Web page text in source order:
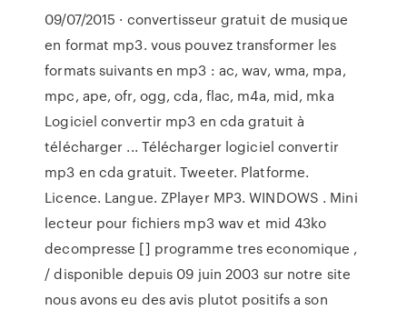
09/07/2015 · convertisseur gratuit de musique
en format mp3. vous pouvez transformer les
formats suivants en mp3 : ac, wav, wma, mpa,
mpc, ape, ofr, ogg, cda, flac, m4a, mid, mka
Logiciel convertir mp3 en cda gratuit à
télécharger ... Télécharger logiciel convertir
mp3 en cda gratuit. Tweeter. Platforme.
Licence. Langue. ZPlayer MP3. WINDOWS . Mini
lecteur pour fichiers mp3 wav et mid 43ko
decompresse [] programme tres economique ,
/ disponible depuis 09 juin 2003 sur notre site
nous avons eu des avis plutot positifs a son